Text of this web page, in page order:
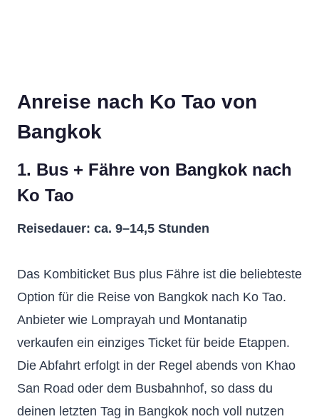
Anreise nach Ko Tao von
Bangkok
1. Bus + Fähre von Bangkok nach
Ko Tao
Reisedauer: ca. 9–14,5 Stunden
Das Kombiticket Bus plus Fähre ist die beliebteste
Option für die Reise von Bangkok nach Ko Tao.
Anbieter wie Lomprayah und Montanatip
verkaufen ein einziges Ticket für beide Etappen.
Die Abfahrt erfolgt in der Regel abends von Khao
San Road oder dem Busbahnhof, so dass du
deinen letzten Tag in Bangkok noch voll nutzen